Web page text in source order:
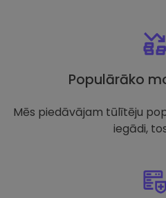
Populārāko
Mēs piedāvājam tūlītēju
iegādi,